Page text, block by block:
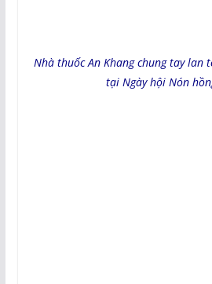
Nhà thuốc An Khang chung tay lan
tại Ngày hội Nón